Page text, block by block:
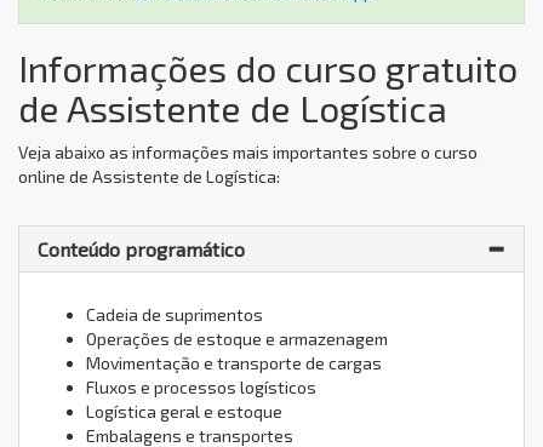
Informações do curso gratuito
de Assistente de Logística
Veja abaixo as informações mais importantes sobre o curso
online de Assistente de Logística:
Conteúdo programático
Cadeia de suprimentos
Operações de estoque e armazenagem
Movimentação e transporte de cargas
Fluxos e processos logísticos
Logística geral e estoque
Embalagens e transportes